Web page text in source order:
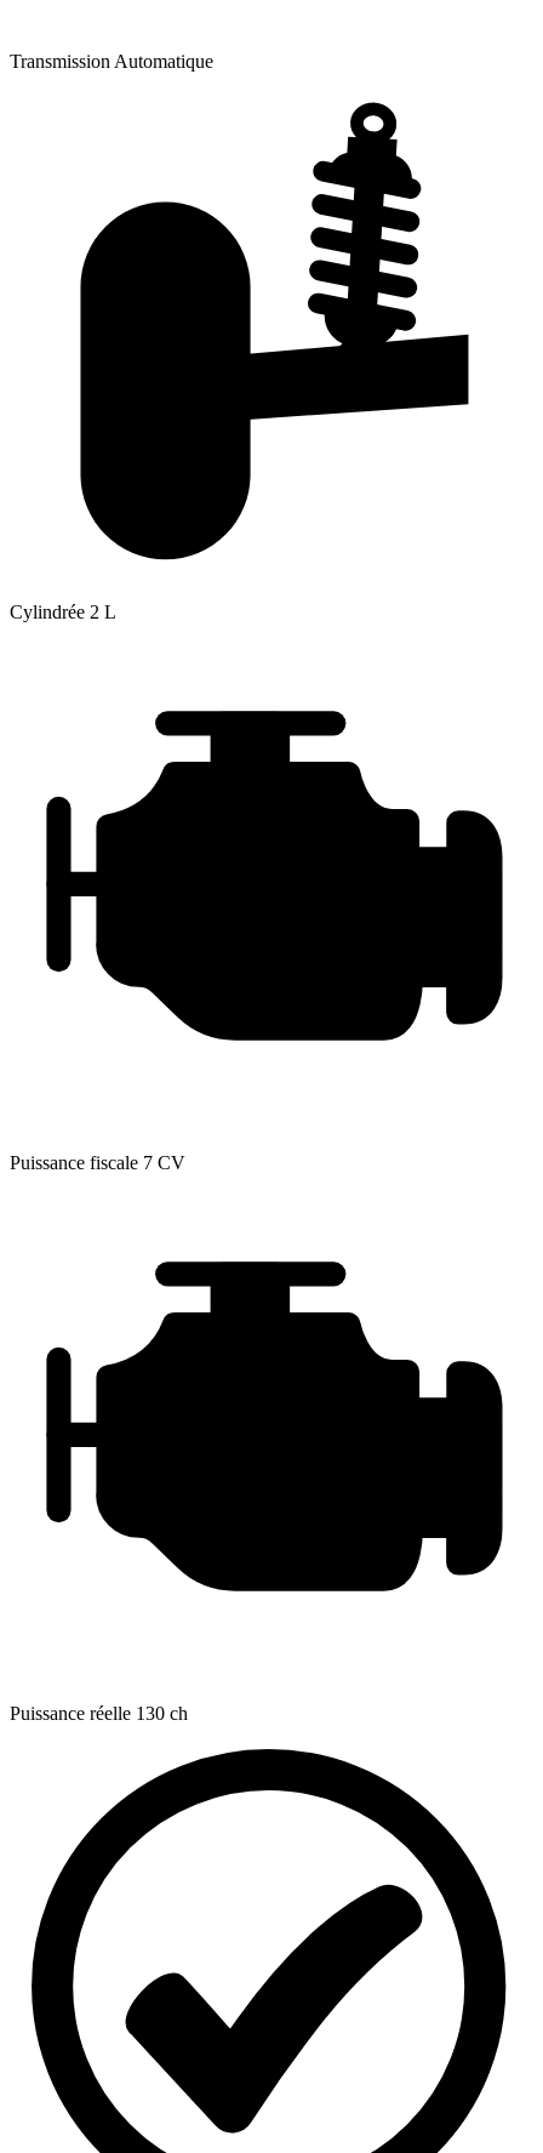
Transmission Automatique
Cylindrée 2 L
Puissance fiscale 7 CV
Puissance réelle 130 ch